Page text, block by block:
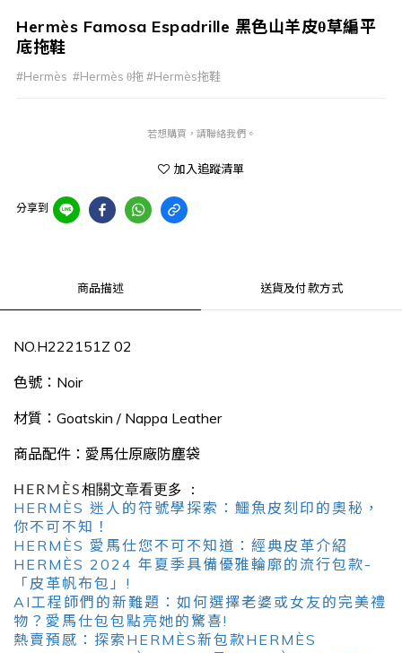
Hermès Famosa Espadrille 黑色山羊皮θ草編平
底拖鞋
#Hermès  #Hermès θ拖 #Hermès拖鞋
若想購買，請聯絡我們。
加入追蹤清單
分享到
商品描述 送貨及付款方式
NO.H222151Z 02
色號： Noir
,79_Noisette /
材質：Goatskin / Nappa Leather
商品配件：愛馬仕原廠防塵袋
HERMÈS相關文章看更多 ：
HERMÈS 迷人的符號學探索：鱷魚皮刻印的奧秘，
你不可不知！
HERMÈS 愛馬仕您不可不知道：經典皮革介紹
HERMÈS 2024 年夏季具備優雅輪廓的流行包款-
「皮革帆布包」!
AI工程師們的新難題：如何選擇老婆或女友的完美禮
物？愛馬仕包包點亮她的驚喜!
熱賣預感：探索HERMÈS新包款HERMÈS